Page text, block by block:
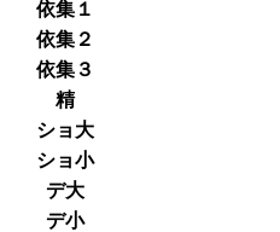
依集１
依集２
依集３
精
ショ大
ショ小
デ大
デ小